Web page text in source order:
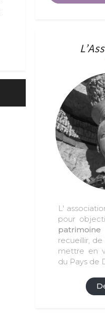
L'
pour
patrimoine
recueillir,
mettre en
du Pays de